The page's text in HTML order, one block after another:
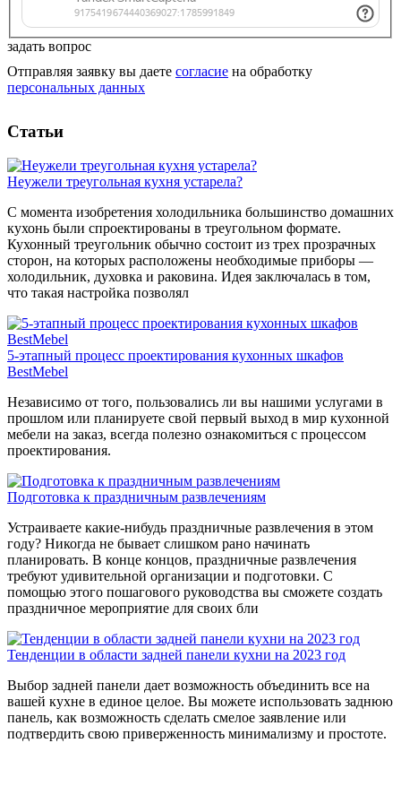
задать вопрос
Отправляя заявку вы даете согласие на обработку
персональных данных
Статьи
Неужели треугольная кухня устарела?
С момента изобретения холодильника большинство домашних
кухонь были спроектированы в треугольном формате.
Кухонный треугольник обычно состоит из трех прозрачных
сторон, на которых расположены необходимые приборы —
холодильник, духовка и раковина. Идея заключалась в том,
что такая настройка позволял
5-этапный процесс проектирования кухонных шкафов
BestMebel
Независимо от того, пользовались ли вы нашими услугами в
прошлом или планируете свой первый выход в мир кухонной
мебели на заказ, всегда полезно ознакомиться с процессом
проектирования.
Подготовка к праздничным развлечениям
Устраиваете какие-нибудь праздничные развлечения в этом
году? Никогда не бывает слишком рано начинать
планировать. В конце концов, праздничные развлечения
требуют удивительной организации и подготовки. С
помощью этого пошагового руководства вы сможете создать
праздничное мероприятие для своих бли
Тенденции в области задней панели кухни на 2023 год
Выбор задней панели дает возможность объединить все на
вашей кухне в единое целое. Вы можете использовать заднюю
панель, как возможность сделать смелое заявление или
подтвердить свою приверженность минимализму и простоте.